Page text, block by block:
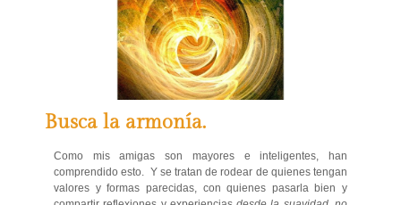
Busca la armonía.
Como mis amigas son mayores e inteligentes, han
comprendido esto. Y se tratan de rodear de quienes tengan
valores y formas parecidas, con quienes pasarla bien y